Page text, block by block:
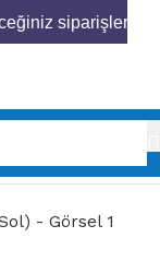
siparişleriniz